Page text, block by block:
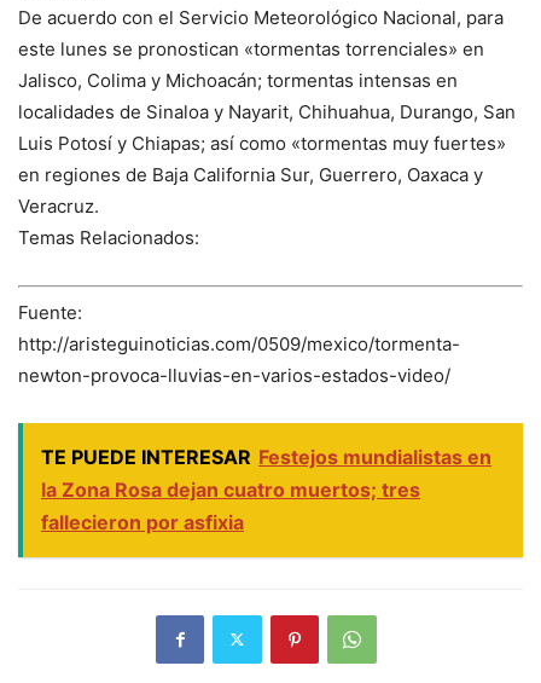
De acuerdo con el Servicio Meteorológico Nacional, para
este lunes se pronostican «tormentas torrenciales» en
Jalisco, Colima y Michoacán; tormentas intensas en
localidades de Sinaloa y Nayarit, Chihuahua, Durango, San
Luis Potosí y Chiapas; así como «tormentas muy fuertes»
en regiones de Baja California Sur, Guerrero, Oaxaca y
Veracruz.
Temas Relacionados:
Fuente:
http://aristeguinoticias.com/0509/mexico/tormenta-
newton-provoca-lluvias-en-varios-estados-video/
TE PUEDE INTERESAR Festejos mundialistas en
la Zona Rosa dejan cuatro muertos; tres
fallecieron por asfixia